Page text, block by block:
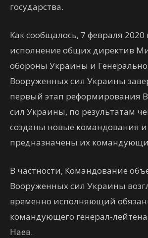
государства.
Как сообщалось, 7 февраля 2020
исполнение общих директив
обороны Украины и
Вооруженных сил Украины
первый этап реформирования
сил Украины, по результатам
созданы новые командования и
предназначены их
В частности, Командование
Вооруженных сил Украины
временно исполняющий
командующего генерал-
Наев.